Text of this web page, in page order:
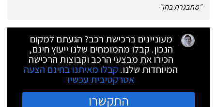
״מתבגרת בחן״
מעוניינים ברכישת רכב? הגעתם למקום
הנכון. קבלו מהמומחים שלנו ייעוץ חינם,
הכירו את מבצעי הרכב וקבוצות הרכישה
המיוחדות שלנו. קבלו מאיתנו בחינם הצעה
אטרקטיבית עכשיו
התקשרו